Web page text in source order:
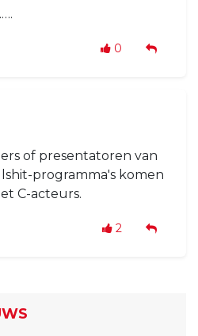
0
of presentatoren van
programma's komen
C-acteurs.
2